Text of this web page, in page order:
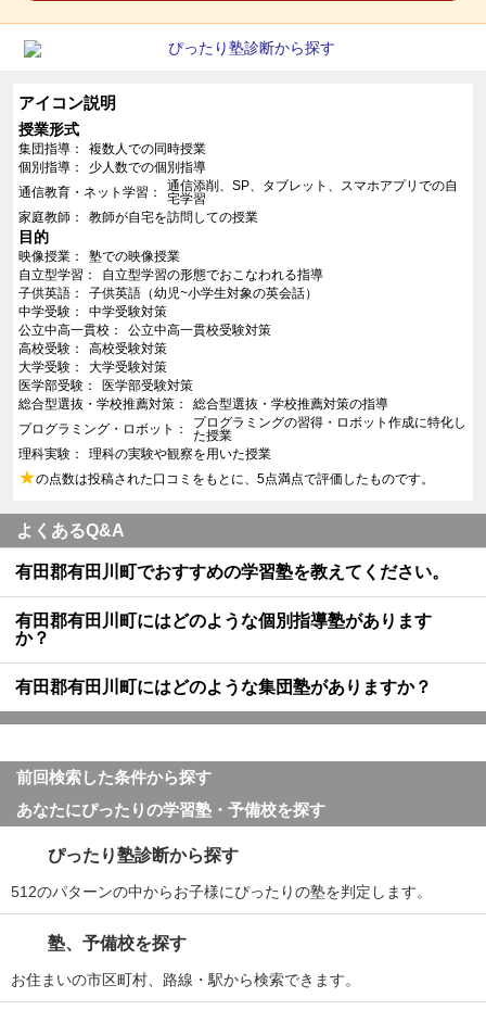
アイコン説明
授業形式
集団指導
複数人での同時授業
個別指導
少人数での個別指導
通信教育・ネット学習
通信添削、SP、タブレット、スマホアプリでの自
宅学習
家庭教師
教師が自宅を訪問しての授業
目的
映像授業
塾での映像授業
自立型学習
自立型学習の形態でおこなわれる指導
子供英語
子供英語（幼児~小学生対象の英会話）
中学受験
中学受験対策
公立中高一貫校
公立中高一貫校受験対策
高校受験
高校受験対策
大学受験
大学受験対策
医学部受験
医学部受験対策
総合型選抜・学校推薦対策
総合型選抜・学校推薦対策の指導
プログラミング・ロボット
プログラミングの習得・ロボット作成に特化し
た授業
理科実験
理科の実験や観察を用いた授業
★の点数は投稿された口コミをもとに、5点満点で評価したものです。
よくあるQ&A
有田郡有田川町でおすすめの学習塾を教えてください。
有田郡有田川町にはどのような個別指導塾があります
か？
有田郡有田川町にはどのような集団塾がありますか？
前回検索した条件から探す
あなたにぴったりの学習塾・予備校を探す
ぴったり塾診断から探す
512のパターンの中からお子様にぴったりの塾を判定します。
塾、予備校を探す
お住まいの市区町村、路線・駅から検索できます。